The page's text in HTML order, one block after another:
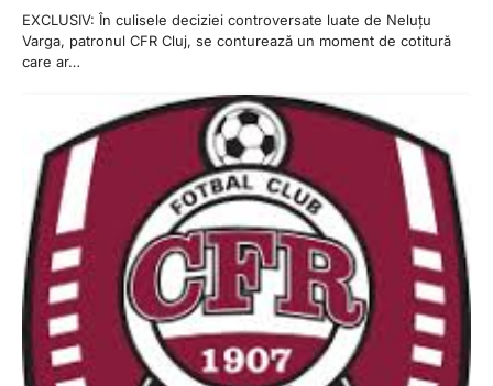
EXCLUSIV: În culisele deciziei controversate luate de Neluțu
Varga, patronul CFR Cluj, se conturează un moment de cotitură
care ar…